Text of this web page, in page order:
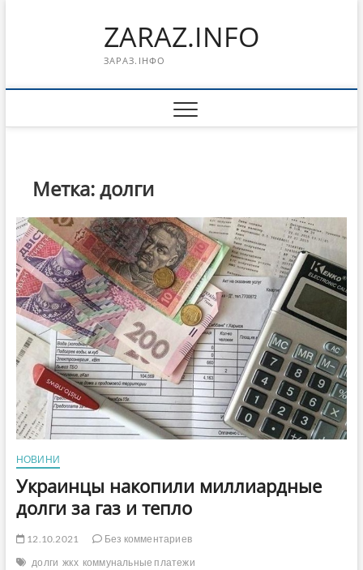
ZARAZ.INFO
ЗАРАЗ.ІНФО
Метка:долги
НОВИНИ
Украинцы накопили миллиардные
долги за газ и тепло
12.10.2021
Без комментариев
долги жкх коммунальные платежи